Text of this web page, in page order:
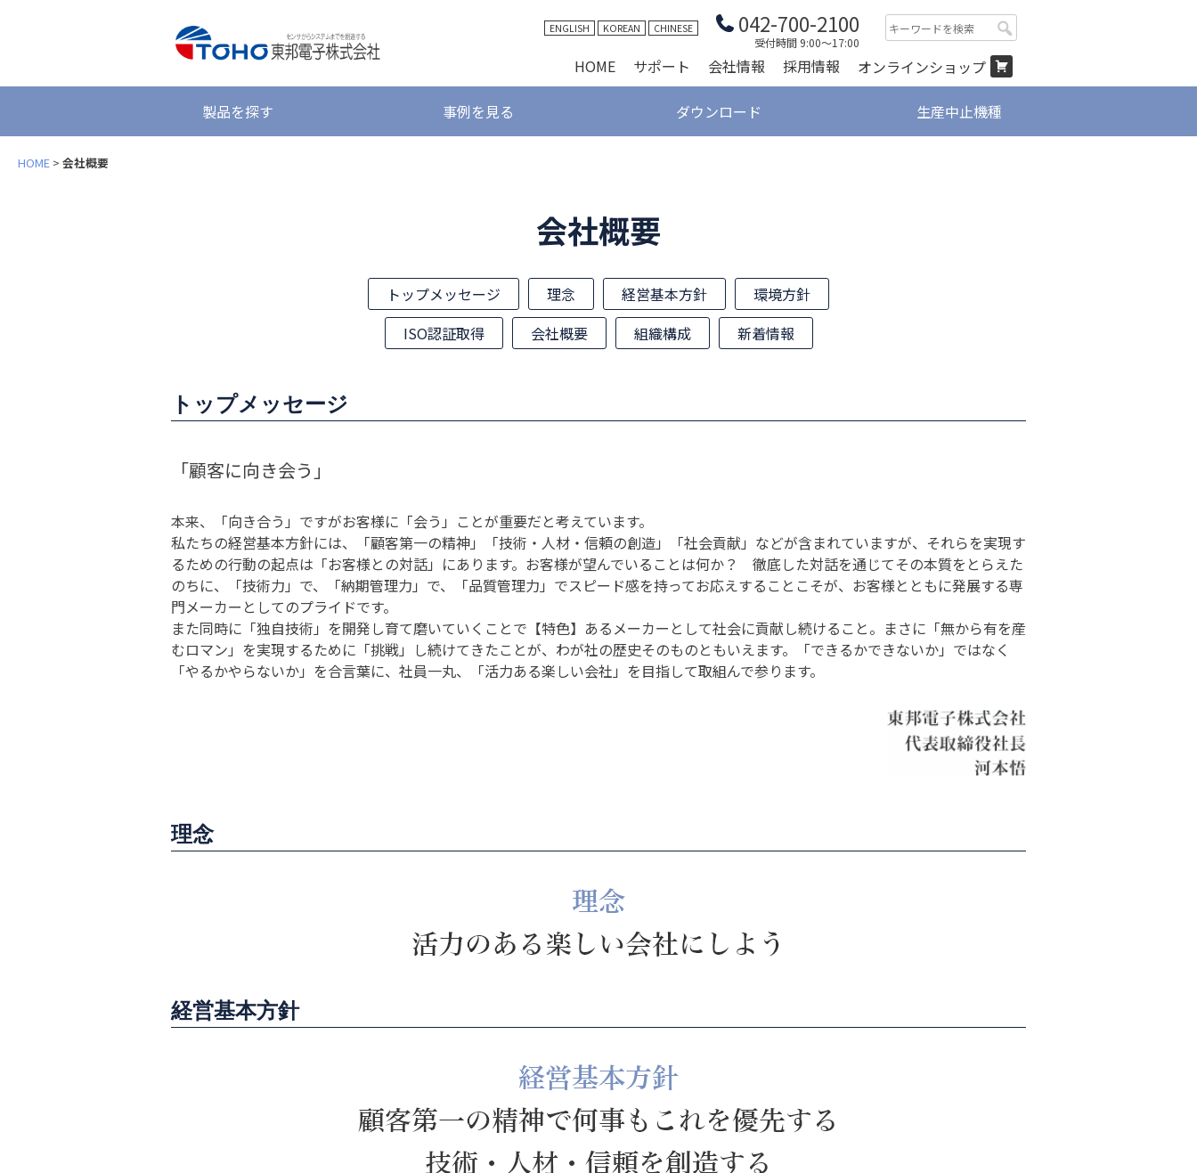
ENGLISH KOREAN CHINESE 042-700-2100
受付時間 9:00～17:00
検
索:
HOME
サポート 会社情報 採用情報 オンラインショップ
製品を探す 事例を見る ダウンロード 生産中止機種
HOME > 会社概要
会社概要
トップメッセージ 理念 経営基本方針
環境方針
ISO認証取得
会社概要 組織構成 新着情報
トップメッセージ
「顧客に向き会う」
本来、「向き合う」ですがお客様に「会う」ことが重要だと考えています。
私たちの経営基本方針には、「顧客第一の精神」「技術・人材・信頼の創造」「社会貢献」などが含まれていますが、それらを実現す
るための行動の起点は「お客様との対話」にあります。お客様が望んでいることは何か？ 徹底した対話を通じてその本質をとらえた
のちに、「技術力」で、「納期管理力」で、「品質管理力」でスピード感を持ってお応えすることこそが、お客様とともに発展する専
門メーカーとしてのプライドです。
また同時に「独自技術」を開発し育て磨いていくことで【特色】あるメーカーとして社会に貢献し続けること。まさに「無から有を産
むロマン」を実現するために「挑戦」し続けてきたことが、わが社の歴史そのものともいえます。「できるかできないか」ではなく
「やるかやらないか」を合言葉に、社員一丸、「活力ある楽しい会社」を目指して取組んで参ります。
理念
経営基本方針